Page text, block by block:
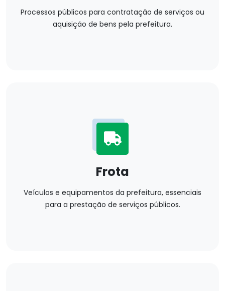
Processos públicos para contratação de serviços ou
aquisição de bens pela prefeitura.
Frota
Veículos e equipamentos da prefeitura, essenciais
para a prestação de serviços públicos.